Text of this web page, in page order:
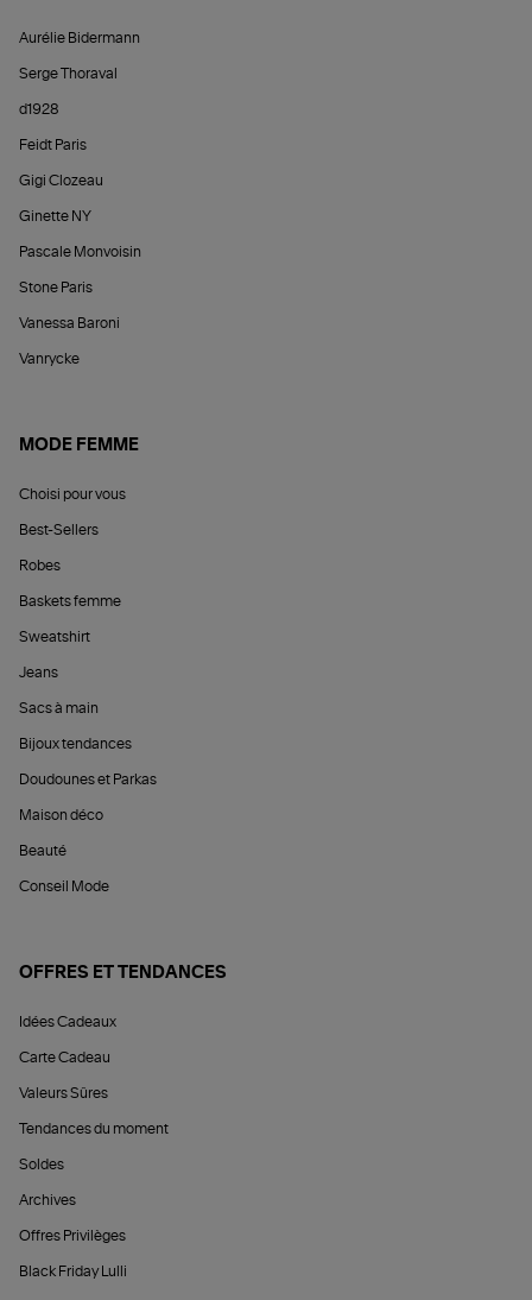
Aurélie Bidermann
Serge Thoraval
d1928
Feidt Paris
Gigi Clozeau
Ginette NY
Pascale Monvoisin
Stone Paris
Vanessa Baroni
Vanrycke
MODE FEMME
Choisi pour vous
Best-Sellers
Robes
Baskets femme
Sweatshirt
Jeans
Sacs à main
Bijoux tendances
Doudounes et Parkas
Maison déco
Beauté
Conseil Mode
OFFRES ET TENDANCES
Idées Cadeaux
Carte Cadeau
Valeurs Sûres
Tendances du moment
Soldes
Archives
Offres Privilèges
Black Friday Lulli